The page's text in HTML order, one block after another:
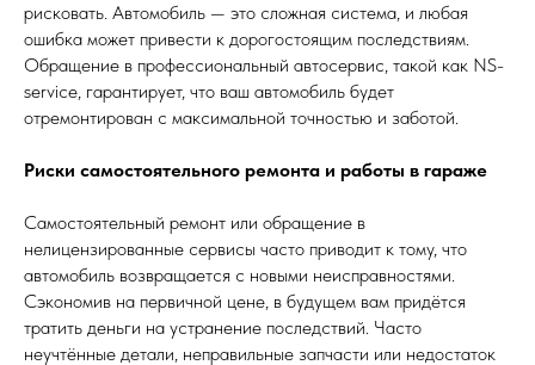
рисковать. Автомобиль — это сложная система, и любая
ошибка может привести к дорогостоящим последствиям.
Обращение в профессиональный автосервис, такой как NS-
service, гарантирует, что ваш автомобиль будет
отремонтирован с максимальной точностью и заботой.
Риски самостоятельного ремонта и работы в гараже
Самостоятельный ремонт или обращение в
нелицензированные сервисы часто приводит к тому, что
автомобиль возвращается с новыми неисправностями.
Сэкономив на первичной цене, в будущем вам придётся
тратить деньги на устранение последствий. Часто
неучтённые детали, неправильные запчасти или недостаток